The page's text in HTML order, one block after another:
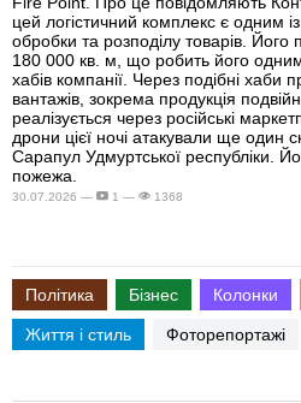
цей логістичний комплекс є одним
обробки та розподілу товарів.
180 000 кв. м, що робить його одним
хабів компанії. Через подібні хаби
вантажів, зокрема продукція
реалізується через російські
дрони цієї ночі атакували ще один
Сарапул Удмуртської республіки.
пожежа.
30.07.2026 — 1 — 1368
Політика Бізнес Колонки
Життя і стиль Фоторепортажі